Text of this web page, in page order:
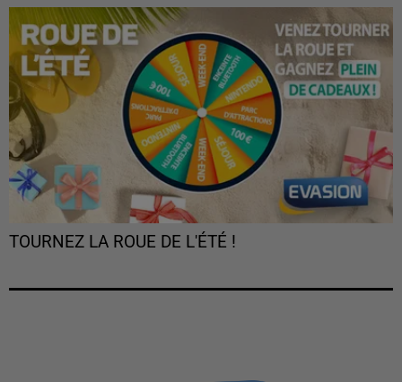
TOURNEZ LA ROUE DE L'ÉTÉ !